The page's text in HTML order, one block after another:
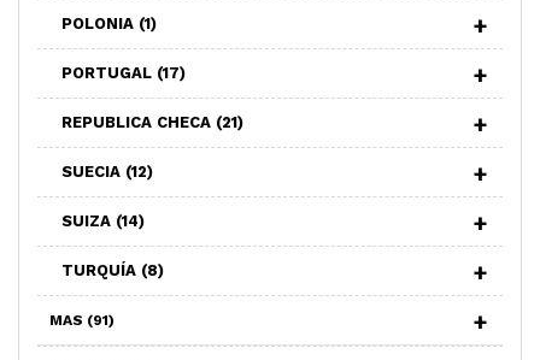
POLONIA (1)
PORTUGAL (17)
REPUBLICA CHECA (21)
SUECIA (12)
SUIZA (14)
TURQUÍA (8)
MAS (91)